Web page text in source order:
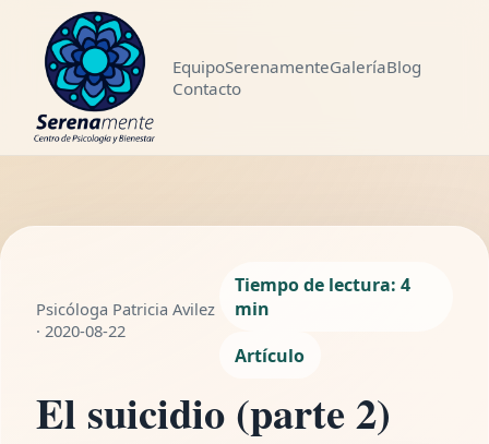
EquipoSerenamenteGaleríaBlog
Contacto
Psicóloga Patricia Avilez
· 2020-08-22
Tiempo de lectura: 4
min
Artículo
El suicidio (parte 2)